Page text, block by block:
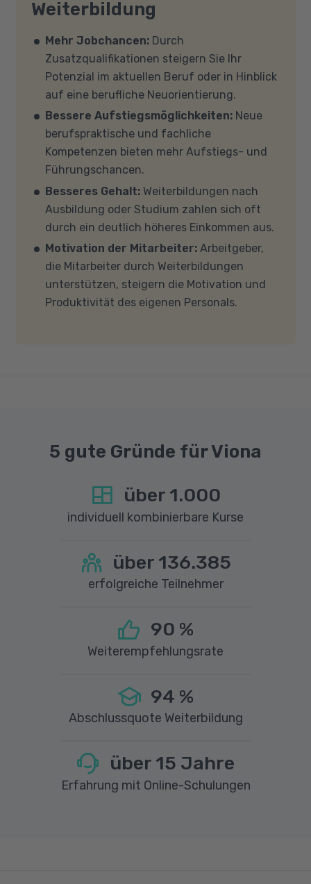
Voraussetzungen für eine Förderung erfüllen?
Auf unserer Info-SeiteWelche Förderung ist
für mich die richtige? stellen wir Ihnen
verschiedene Fördermöglichkeiten vor. Sehr
gerne beraten wir Sie auch in einem
persönlichen Gespräch zu diesem Thema.
benötigten Hard- und Software zur
Verfügung. Falls Sie von zu Hause aus
teilnehmen (mit Zustimmung Ihres
Kostenträgers), sprechen Sie uns an, in den
meisten Fällen können wir Ihnen Leih-
Equipment zur Verfügung stellen. Sollten Sie
mit Ihren eigenen Geräten am Unterricht
teilnehmen, empfehlen wir PCs oder Laptops
mit Windows 10 oder Windows 11, mindestens 8
GB Arbeitsspeicher (RAM) und einem aktuellen
Mehrkern-Prozessor (CPU). Der Unterricht
findet in Microsoft Teams statt. Bitte achten
Sie darauf, dass Ihre Sicherheitsprogramme
und -einstellungen (Anti-Viren-Programme,
Firewalls etc.) die Verbindung mit MS Teams
nicht blockieren. Bitte beachten Sie außerdem,
dass für eine reibungslose Übertragung eine
Weiterbildung
Mehr Jobchancen: Durch
Zusatzqualifikationen steigern Sie Ihr
Potenzial im aktuellen Beruf oder in Hinblick
auf eine berufliche Neuorientierung.
Bessere Aufstiegsmöglichkeiten: Neue
berufspraktische und fachliche
Kompetenzen bieten mehr Aufstiegs- und
Führungschancen.
Besseres Gehalt: Weiterbildungen nach
Ausbildung oder Studium zahlen sich oft
durch ein deutlich höheres Einkommen aus.
Motivation der Mitarbeiter: Arbeitgeber,
die Mitarbeiter durch Weiterbildungen
unterstützen, steigern die Motivation und
Produktivität des eigenen Personals.
5 gute Gründe für Viona
über 1.000
individuell kombinierbare Kurse
über 136.385
erfolgreiche Teilnehmer
90 %
Weiterempfehlungsrate
94 %
Abschlussquote Weiterbildung
über 15 Jahre
Erfahrung mit Online-Schulungen